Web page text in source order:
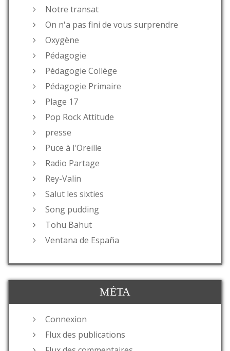
Notre transat
On n'a pas fini de vous surprendre
Oxygène
Pédagogie
Pédagogie Collège
Pédagogie Primaire
Plage 17
Pop Rock Attitude
presse
Puce à l'Oreille
Radio Partage
Rey-Valin
Salut les sixties
Song pudding
Tohu Bahut
Ventana de España
MÉTA
Connexion
Flux des publications